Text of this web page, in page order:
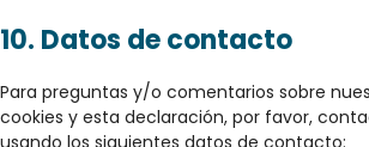
10. Datos de contacto
Para preguntas y/o comentarios sobre
cookies y esta declaración, por favor,
usando los siguientes datos de contacto: